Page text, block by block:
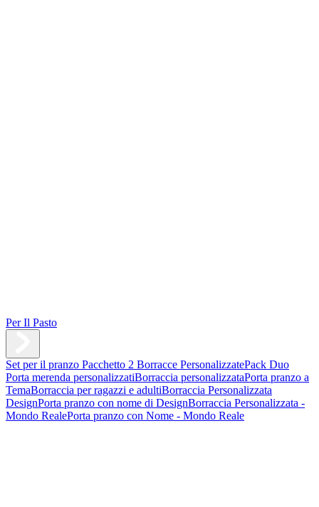
Per Il Pasto
Set per il pranzo Pacchetto 2 Borracce PersonalizzatePack Duo
Porta merenda personalizzatiBorraccia personalizzataPorta pranzo a
TemaBorraccia per ragazzi e adultiBorraccia Personalizzata
DesignPorta pranzo con nome di DesignBorraccia Personalizzata -
Mondo RealePorta pranzo con Nome - Mondo Reale